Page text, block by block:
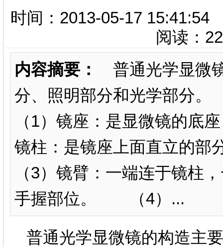
时间：2013-05-17
阅读：
内容摘要：
普通光学显微
分、照明部分和光学部
（1）镜座：是显微镜的
镜柱：是镜座上面直立的
（3）镜臂：一端连于镜柱
手握部位。 （4）...
普通光学显微镜的构造主